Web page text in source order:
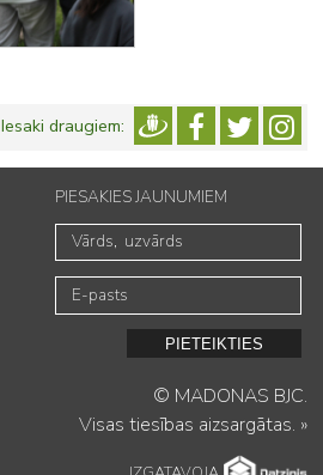
Iesaki draugiem:
PIESAKIES JAUNUMIEM
PIETEIKTIES
© MADONAS BJC.
Visas tiesības aizsargātas. »